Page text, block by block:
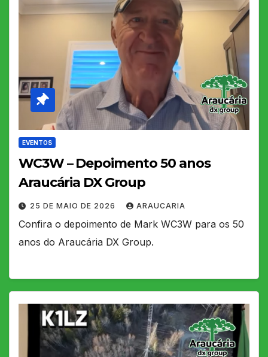
EVENTOS
WC3W – Depoimento 50 anos
Araucária DX Group
25 DE MAIO DE 2026 ARAUCARIA
Confira o depoimento de Mark WC3W para os 50
anos do Araucária DX Group.